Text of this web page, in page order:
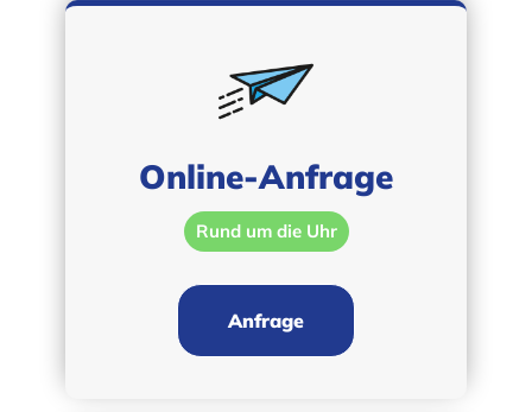
Online-Anfrage
Rund um die Uhr
Anfrage